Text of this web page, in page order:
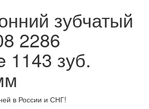
зубчатый
2286
1143 зуб.
в России и СНГ!